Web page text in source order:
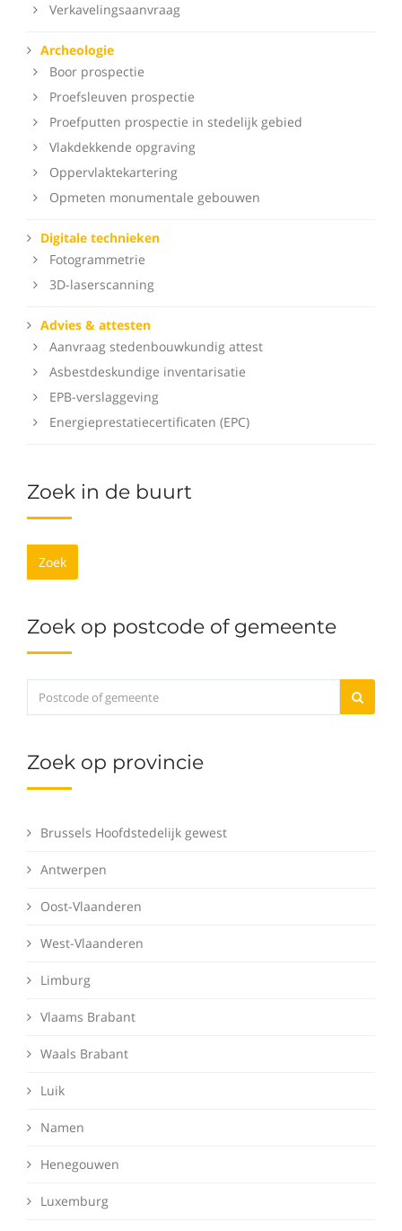
Verkavelingsaanvraag
Archeologie
Boor prospectie
Proefsleuven prospectie
Proefputten prospectie in stedelijk gebied
Vlakdekkende opgraving
Oppervlaktekartering
Opmeten monumentale gebouwen
Digitale technieken
Fotogrammetrie
3D-laserscanning
Advies & attesten
Aanvraag stedenbouwkundig attest
Asbestdeskundige inventarisatie
EPB-verslaggeving
Energieprestatiecertificaten (EPC)
Zoek in de buurt
Zoek
Zoek op postcode of gemeente
Zoek op provincie
Brussels Hoofdstedelijk gewest
Antwerpen
Oost-Vlaanderen
West-Vlaanderen
Limburg
Vlaams Brabant
Waals Brabant
Luik
Namen
Henegouwen
Luxemburg